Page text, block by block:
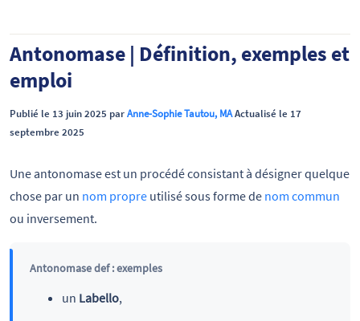
Antonomase | Définition, exemples et
emploi
Publié le 13 juin 2025 parAnne-Sophie Tautou, MAActualisé le 17
septembre 2025
Une antonomase est un procédé consistant à désigner quelque
chose par un nom propre utilisé sous forme de nom commun
ou inversement.
Antonomase def : exemples
un Labello,